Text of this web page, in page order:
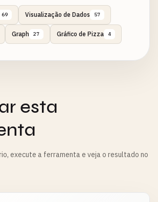
69 Visualização de Dados 57
Graph 27 Gráfico de Pizza 4
esta
execute a ferramenta e veja o resultado no